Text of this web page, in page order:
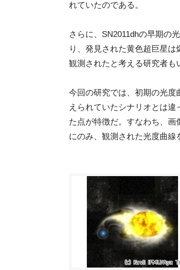
れていたのである。
さらに、SN2011dhの早期の
り、発見された黄色超巨星
観測されたと考える研究者も
今回の研究では、初期の光
えられていたシナリオとは
た点が特徴だ。すなわち、
にのみ、観測された光度曲線